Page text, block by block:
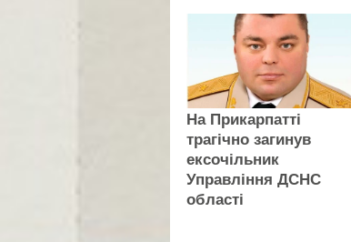
На Прикарпатті
трагічно загинув
ексочільник
Управління ДСНС
області